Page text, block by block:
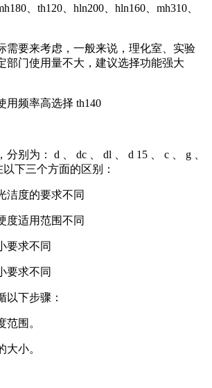
、th120、hln200、hln160、mh310、
需要来考虑，一般来说，理化室、实验
部门使用量不大，建议选择功能强大
用频率高选择 th140
别为： d 、 dc 、 dl 、 d 15 、 c 、 g 、
下三个方面的区别：
洁度的要求不同
度适用范围不同
要求不同
要求不同
以下步骤：
范围。
大小。